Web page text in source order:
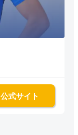
公式サイト